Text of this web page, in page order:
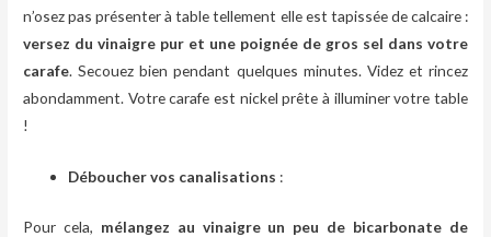
n’osez pas présenter à table tellement elle est tapissée de calcaire :
versez du vinaigre pur et une poignée de gros sel dans votre
carafe. Secouez bien pendant quelques minutes. Videz et rincez
abondamment. Votre carafe est nickel prête à illuminer votre table
!
Déboucher vos canalisations :
Pour cela, mélangez au vinaigre un peu de bicarbonate de